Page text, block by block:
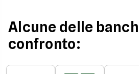
Alcune delle
confronto: